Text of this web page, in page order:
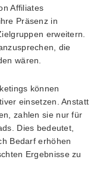
Affiliates
Präsenz in
erweitern.
die
wären.
können
einsetzen. Anstatt
zahlen sie nur für
Dies bedeutet,
Bedarf erhöhen
Ergebnisse zu